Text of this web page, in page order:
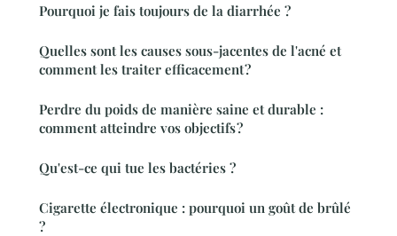
Pourquoi je fais toujours de la diarrhée ?
Quelles sont les causes sous-jacentes de l'acné et
comment les traiter efficacement ?
Perdre du poids de manière saine et durable :
comment atteindre vos objectifs ?
Qu'est-ce qui tue les bactéries ?
Cigarette électronique : pourquoi un goût de brûlé
?